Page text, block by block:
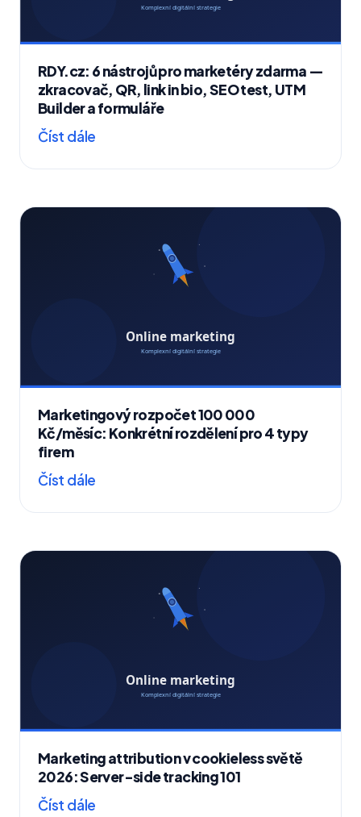
RDY.cz: 6 nástrojů pro marketéry zdarma —
zkracovač, QR, link in bio, SEO test, UTM
Builder a formuláře
Číst dále
Marketingový rozpočet 100 000
Kč/měsíc: Konkrétní rozdělení pro 4 typy
firem
Číst dále
Marketing attribution v cookieless světě
2026: Server-side tracking 101
Číst dále